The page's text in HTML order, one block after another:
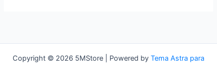
Copyright © 2026 5MStore | Powered by Tema Astra para